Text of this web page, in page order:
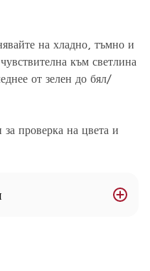
на хладно, тъмно и
към светлина
от зелен до бял/
проверка на цвета и
и запазване на